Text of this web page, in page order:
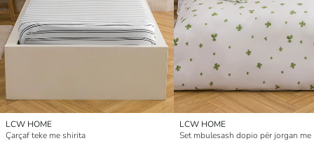
LCW HOME
Çarçaf teke me shirita
LCW HOME